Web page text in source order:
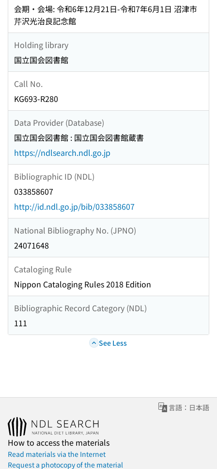
会期・会場: 令和6年12月21日-令和7年6月1日 沼津市
芹沢光治良記念館
Holding library
国立国会図書館
Call No.
KG693-R280
Data Provider (Database)
国立国会図書館 : 国立国会図書館蔵書
https://ndlsearch.ndl.go.jp
Bibliographic ID (NDL)
033858607
http://id.ndl.go.jp/bib/033858607
National Bibliography No. (JPNO)
24071648
Cataloging Rule
Nippon Cataloging Rules 2018 Edition
Bibliographic Record Category (NDL)
111
See Less
言語：日本語
How to access the materials
Read materials via the Internet
Request a photocopy of the material